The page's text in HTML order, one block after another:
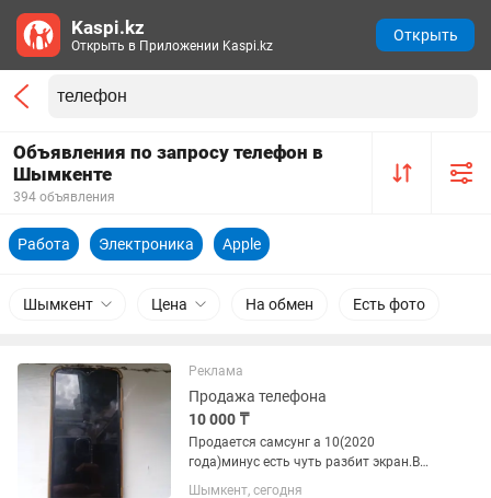
Объявления по запросу телефон в
Шымкенте
394 объявления
Работа Электроника Apple
Шымкент Цена На обмен Есть фото
Реклама
Продажа телефона
10 000 ₸
Продается самсунг а 10(2020
года)минус есть чуть разбит экран.В
рабочем состоянии цена:10 тыс
Шымкент, сегодня
Kaspi.kz
Открыть в Приложении Kaspi.kz
Открыть